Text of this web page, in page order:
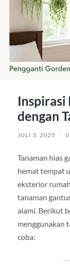
Inspirasi
dengan
JULI 3, 2025 /
Tanaman hias
hemat tempat
eksterior
tanaman
alami. Berikut
menggunakan
coba: